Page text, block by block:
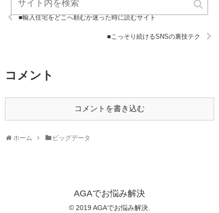
■輸入住宅をどこへ頼むか迷った時に読むサイト
■こっそり続けるSNSの裏技テク
コメント
コメントを書き込む
ホーム ビッグデータ
AGAでお悩み解決
© 2019 AGAでお悩み解決.